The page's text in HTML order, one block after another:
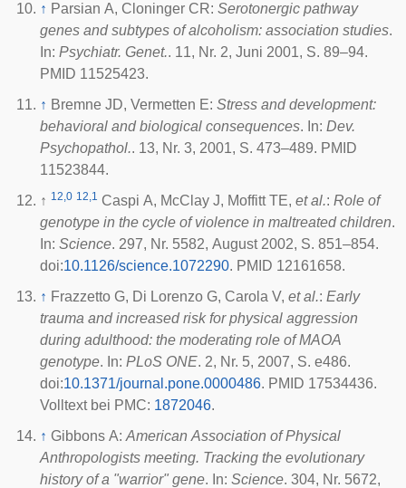
↑ Parsian A, Cloninger CR: Serotonergic pathway
genes and subtypes of alcoholism: association studies.
In: Psychiatr. Genet.. 11, Nr. 2, Juni 2001, S. 89–94.
PMID 11525423.
↑ Bremne JD, Vermetten E: Stress and development:
behavioral and biological consequences
. In: Dev.
Psychopathol.. 13, Nr. 3, 2001, S. 473–489. PMID
11523844.
↑ 12,0 12,1 Caspi A, McClay J, Moffitt TE, et al.: Role of
genotype in the cycle of violence in maltreated children.
In: Science. 297, Nr. 5582, August 2002, S. 851–854.
doi:10.1126/science.1072290. PMID 12161658.
↑ Frazzetto G, Di Lorenzo G, Carola V, et al.: Early
trauma and increased risk for physical aggression
during adulthood: the moderating role of MAOA
genotype
. In: PLoS ONE. 2, Nr. 5, 2007, S. e486.
doi:10.1371/journal.pone.0000486. PMID 17534436.
Volltext bei PMC: 1872046.
↑ Gibbons A: American Association of Physical
Anthropologists meeting. Tracking the evolutionary
history of a "warrior" gene
. In: Science. 304, Nr. 5672,